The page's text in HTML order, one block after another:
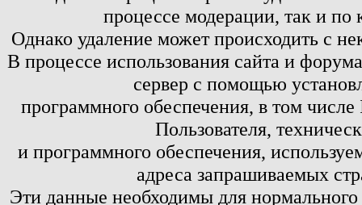
процессе модерации, так и по
Однако удаление может происходить с
В процессе использования сайта и
сервер с помощью
программного обеспечения, в том
Пользователя,
и программного обеспечения,
адреса запрашиваемых
Эти данные необходимы для